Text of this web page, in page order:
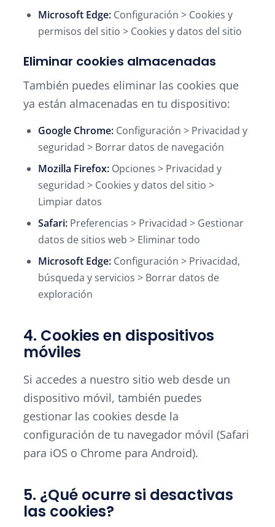
Microsoft Edge: Configuración > Cookies y
permisos del sitio > Cookies y datos del sitio
Eliminar cookies almacenadas
También puedes eliminar las cookies que
ya están almacenadas en tu dispositivo:
Google Chrome: Configuración > Privacidad y
seguridad > Borrar datos de navegación
Mozilla Firefox: Opciones > Privacidad y
seguridad > Cookies y datos del sitio >
Limpiar datos
Safari: Preferencias > Privacidad > Gestionar
datos de sitios web > Eliminar todo
Microsoft Edge: Configuración > Privacidad,
búsqueda y servicios > Borrar datos de
exploración
4. Cookies en dispositivos
móviles
Si accedes a nuestro sitio web desde un
dispositivo móvil, también puedes
gestionar las cookies desde la
configuración de tu navegador móvil (Safari
para iOS o Chrome para Android).
5. ¿Qué ocurre si desactivas
las cookies?